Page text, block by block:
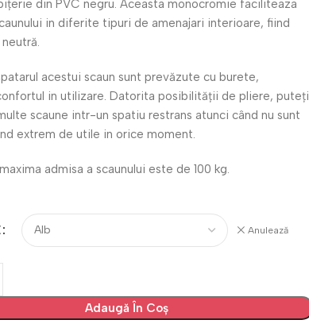
din PVC negru. Aceasta monocromie faciliteaza
in diferite tipuri de amenajari interioare, fiind
acestui scaun sunt prevăzute cu burete,
in utilizare. Datorita posibilităţii de pliere, puteţi
scaune intr-un spatiu restrans atunci când nu sunt
extrem de utile in orice moment.
admisa a scaunului este de 100 kg.
Anulează
Adaugă În Coș